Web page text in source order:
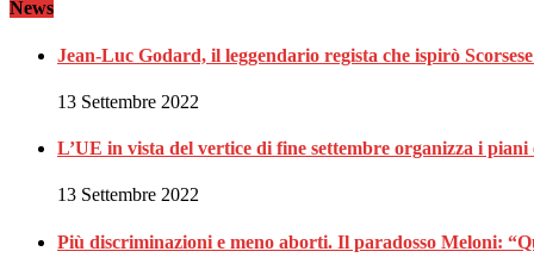
News
Jean-Luc Godard, il leggendario regista che ispirò
13 Settembre 2022
L’UE in vista del vertice di fine settembre organizza i piani
13 Settembre 2022
Più discriminazioni e meno aborti. Il paradosso Meloni: